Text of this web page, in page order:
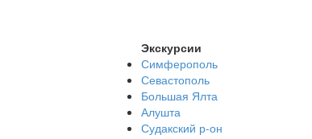
Экскурсии
Симферополь
Севастополь
Большая Ялта
Алушта
Судакский р-он